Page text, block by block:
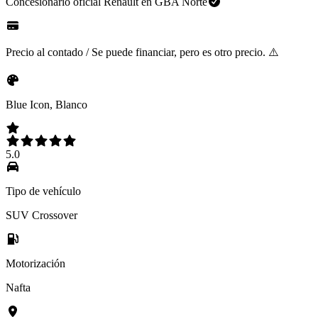
Precio al contado / Se puede financiar, pero es otro precio. ⚠️
Blue Icon, Blanco
5.0
Tipo de vehículo
SUV Crossover
Motorización
Nafta